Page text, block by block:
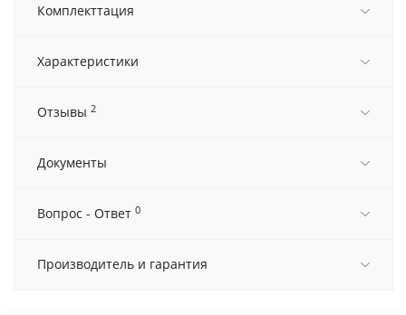
Комплекттация
Характеристики
Отзывы 2
Документы
Вопрос - Ответ 0
Производитель и гарантия